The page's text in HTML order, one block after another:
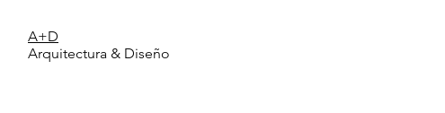
Arquitectura & Diseño
A+D